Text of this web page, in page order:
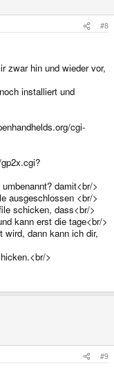
#8
zwar hin und wieder vor,
installiert und
cgi-
damit<br/>
ausgeschlossen <br/>
schicken, dass<br/>
kann erst die tage<br/>
wird, dann kann ich dir,
>
#9